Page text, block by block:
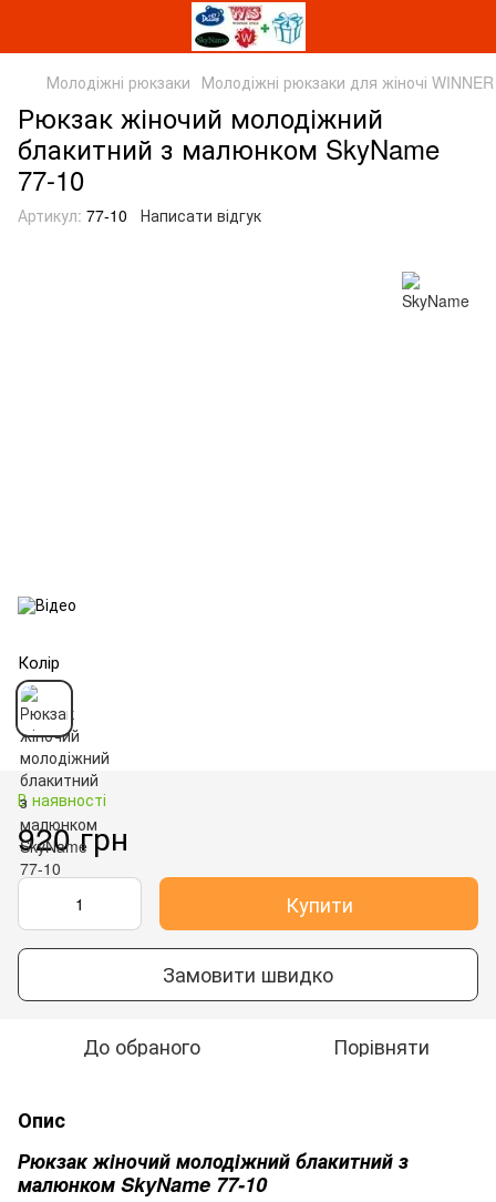
Молодіжні рюкзаки Молодіжні рюкзаки для жіночі WINNER
Рюкзак жіночий молодіжний
блакитний з малюнком SkyName
77-10
Артикул: 77-10 Написати відгук
Колір
В наявності
920 грн
Купити
Замовити швидко
До обраного Порівняти
Опис
Рюкзак жіночий молодіжний блакитний з
малюнком SkyName 77-10